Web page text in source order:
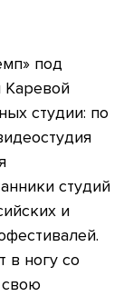
под
Каревой
студии: по
студий
и
в ногу со